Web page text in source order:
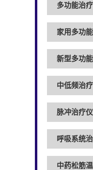
多功能治
家用多功
新型多功
中低频治
脉冲治疗仪
呼吸系统
中药松筋